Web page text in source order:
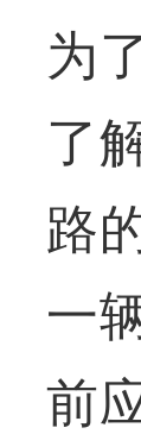
为
了
路
一
前